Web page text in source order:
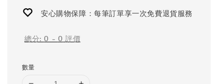
安心購物保障：每筆訂單享一次免費退貨服務
總分: 0 - 0 評價
數量